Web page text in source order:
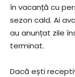
în vacanță cu
sezon cald. Ai
au anunțat zile
terminat.
Dacă ești